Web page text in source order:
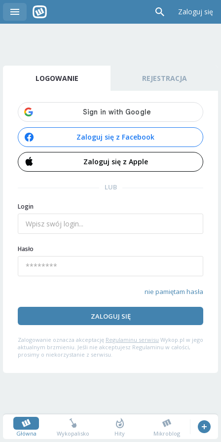
Zaloguj się
LOGOWANIE REJESTRACJA
Zaloguj się z Facebook
Zaloguj się z Apple
LUB
Login
Hasło
nie pamiętam hasła
ZALOGUJ SIĘ
Zalogowanie oznacza akceptację Regulaminu serwisu Wykop.pl w jego
aktualnym brzmieniu. Jeśli nie akceptujesz Regulaminu w całości,
prosimy o niekorzystanie z serwisu.
Główna Wykopalisko Hity Mikroblog